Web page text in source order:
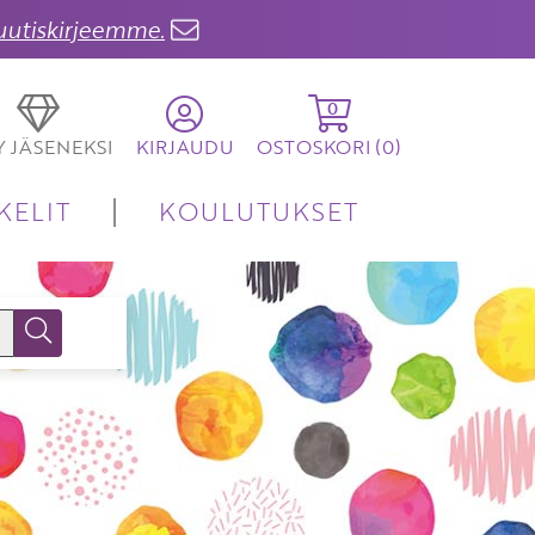
JÄSENEKSI KIRJAUDU
0
OSTOSKORI (0)
KOULUTUKSET